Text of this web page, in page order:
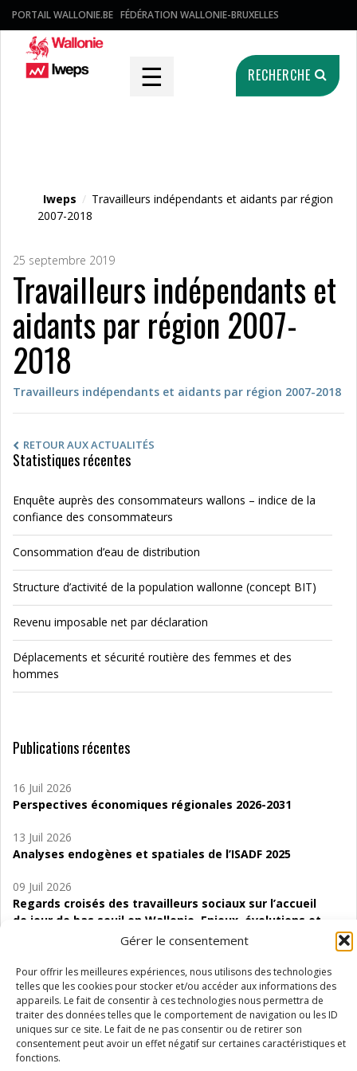
Gérer le consentement
Pour offrir les meilleures expériences, nous utilisons des technologies
telles que les cookies pour stocker et/ou accéder aux informations des
appareils. Le fait de consentir à ces technologies nous permettra de
traiter des données telles que le comportement de navigation ou les ID
uniques sur ce site. Le fait de ne pas consentir ou de retirer son
consentement peut avoir un effet négatif sur certaines caractéristiques et
fonctions.
PORTAIL WALLONIE.BE FÉDÉRATION WALLONIE-BRUXELLES
☰ RECHERCHE
Iweps / Travailleurs indépendants et aidants par région
2007-2018
25 septembre 2019
Travailleurs indépendants et
aidants par région 2007-
2018
Travailleurs indépendants et aidants par région 2007-2018
RETOUR AUX ACTUALITÉS
Statistiques récentes
Enquête auprès des consommateurs wallons – indice de la
confiance des consommateurs
Consommation d’eau de distribution
Structure d’activité de la population wallonne (concept BIT)
Revenu imposable net par déclaration
Déplacements et sécurité routière des femmes et des
hommes
Publications récentes
16 Juil 2026
Perspectives économiques régionales 2026-2031
13 Juil 2026
Analyses endogènes et spatiales de l’ISADF 2025
09 Juil 2026
Regards croisés des travailleurs sociaux sur l’accueil
de jour de bas seuil en Wallonie. Enjeux, évolutions et
06 Juil 2026
Étude d’évaluabilité des Structures
d’accompagnement à l’autocréation d’emploi (SAACE)
01 Juil 2026
Pénurie du personnel infirmier :quels indicateurs